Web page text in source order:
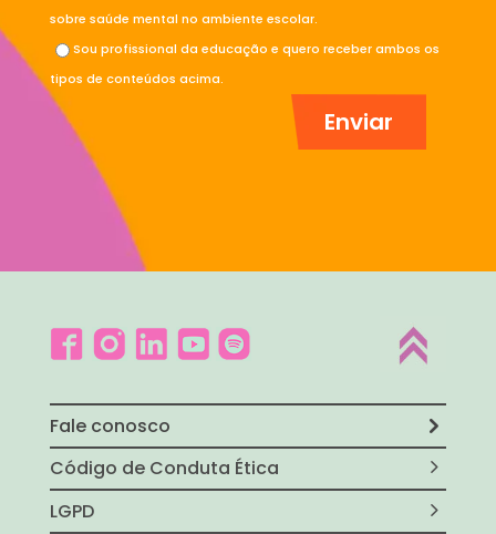
sobre saúde mental no ambiente escolar.
Sou profissional da educação e quero receber ambos os
tipos de conteúdos acima.
Fale conosco
Código de Conduta Ética
LGPD